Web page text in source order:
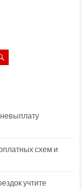
невыплату
схем и
учтите